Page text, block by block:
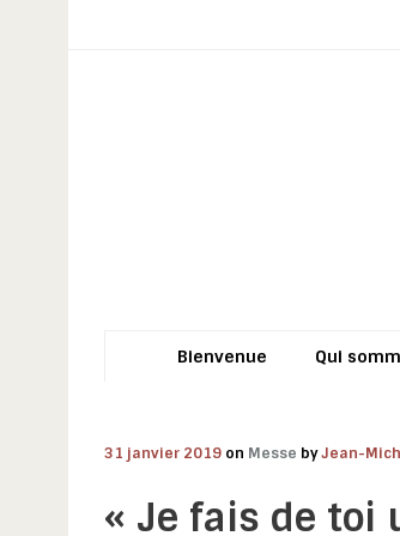
Bienvenue Qui
31 janvier 2019 on Messe byJean-
« Je fais de toi